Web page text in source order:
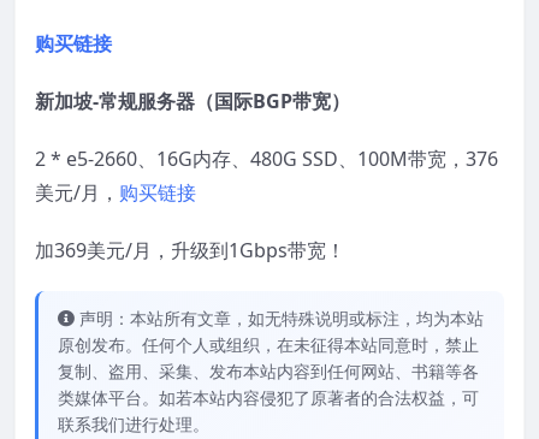
购买链接
新加坡-常规服务器（国际BGP带宽）
2 * e5-2660、16G内存、480G SSD、100M带宽，376
美元/月， 购买链接
加369美元/月，升级到1Gbps带宽！
声明：本站所有文章，如无特殊说明或标注，均为本站
原创发布。任何个人或组织，在未征得本站同意时，禁止
复制、盗用、采集、发布本站内容到任何网站、书籍等各
类媒体平台。如若本站内容侵犯了原著者的合法权益，可
联系我们进行处理。